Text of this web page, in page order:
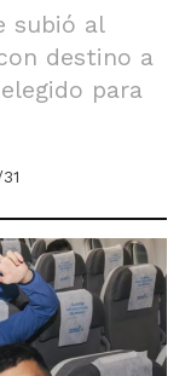
subió al
destino a
para